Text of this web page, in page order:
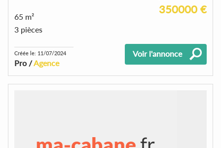
350000 €
65 m²
3 pièces
Créée le: 11/07/2024
Pro /Agence
Voir l'annonce